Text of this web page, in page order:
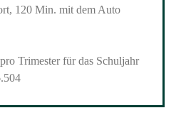
120 Min. mit dem Auto
Trimester für das Schuljahr